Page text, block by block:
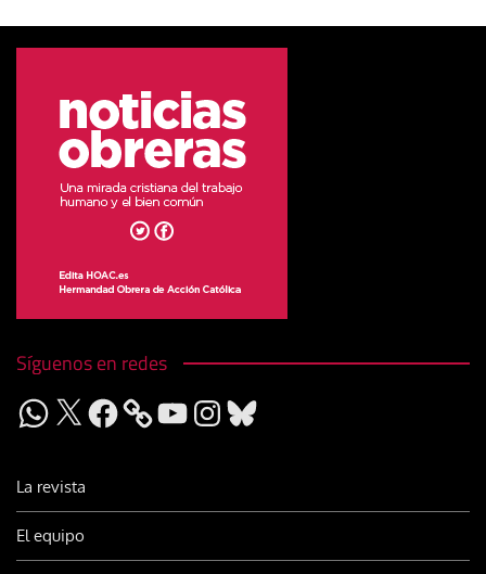
Síguenos en redes
WhatsApp
X Facebook YouTubeInstagram
Bluesky
La revista
El equipo